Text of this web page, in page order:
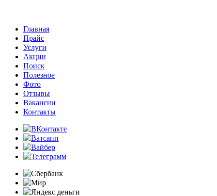
Главная
Прайс
Услуги
Акции
Поиск
Полезное
Фото
Отзывы
Вакансии
Контакты